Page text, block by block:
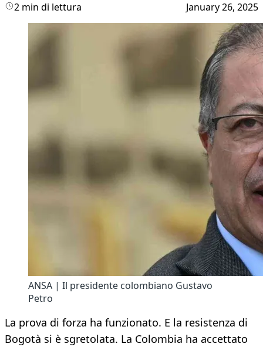
2 min di lettura January 26, 2025
ANSA | Il presidente colombiano Gustavo
Petro
La prova di forza ha funzionato. E la resistenza di
Bogotà si è sgretolata. La Colombia ha accettato